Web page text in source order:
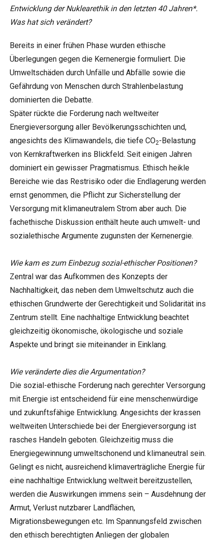
Entwicklung der Nuklearethik in den letzten 40 Jahren*.
Was hat sich verändert?
Bereits in einer frühen Phase wurden ethische
Überlegungen gegen die Kernenergie formuliert. Die
Umweltschäden durch Unfälle und Abfälle sowie die
Gefährdung von Menschen durch Strahlenbelastung
dominierten die Debatte.
Später rückte die Forderung nach weltweiter
Energieversorgung aller Bevölkerungsschichten und,
angesichts des Klimawandels, die tiefe CO2-Belastung
von Kernkraftwerken ins Blickfeld. Seit einigen Jahren
dominiert ein gewisser Pragmatismus. Ethisch heikle
Bereiche wie das Restrisiko oder die Endlagerung werden
ernst genommen, die Pflicht zur Sicherstellung der
Versorgung mit klimaneutralem Strom aber auch. Die
fachethische Diskussion enthält heute auch umwelt- und
sozialethische Argumente zugunsten der Kernenergie.
Wie kam es zum Einbezug sozial-ethischer Positionen?
Zentral war das Aufkommen des Konzepts der
Nachhaltigkeit, das neben dem Umweltschutz auch die
ethischen Grundwerte der Gerechtigkeit und Solidarität ins
Zentrum stellt. Eine nachhaltige Entwicklung beachtet
gleichzeitig ökonomische, ökologische und soziale
Aspekte und bringt sie miteinander in Einklang.
Wie veränderte dies die Argumentation?
Die sozial-ethische Forderung nach gerechter Versorgung
mit Energie ist entscheidend für eine menschenwürdige
und zukunftsfähige Entwicklung. Angesichts der krassen
weltweiten Unterschiede bei der Energieversorgung ist
rasches Handeln geboten. Gleichzeitig muss die
Energiegewinnung umweltschonend und klimaneutral sein.
Gelingt es nicht, ausreichend klimaverträgliche Energie für
eine nachhaltige Entwicklung weltweit bereitzustellen,
werden die Auswirkungen immens sein – Ausdehnung der
Armut, Verlust nutzbarer Landflächen,
Migrationsbewegungen etc. Im Spannungsfeld zwischen
den ethisch berechtigten Anliegen der globalen